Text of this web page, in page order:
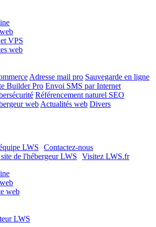
VPS
web
Adresse mail pro Sauvegarde en ligne
Builder Pro Envoi SMS par Internet
Référencement naturel SEO
web Actualités web Divers
Contactez-nous
Visitez LWS.fr
web
LWS